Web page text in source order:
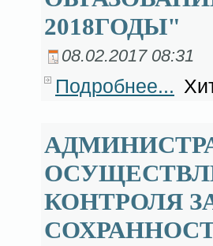
2018ГОДЫ"
08.02.2017 08:31
Подробнее...
КОНТРОЛЯ